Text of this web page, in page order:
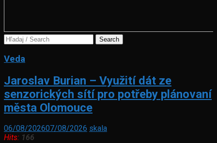
Search
Veda
Jaroslav Burian – Využití dát ze
senzorických sítí pro potřeby plánovaní
města Olomouce
06/08/202607/08/2026 skala
Hits: 166